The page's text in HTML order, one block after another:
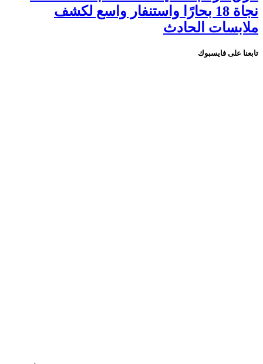
نجاة 18 بحارًا واستنفار واسع لكشف
ملابسات الحادث
تابعنا على فايسبوك